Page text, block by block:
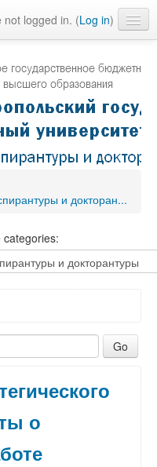
not logged in. (Log in)
и докторан...
categories:
о